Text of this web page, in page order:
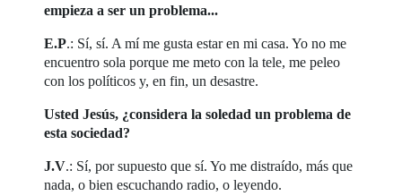
empieza a ser un problema...
E.P.: Sí, sí. A mí me gusta estar en mi casa. Yo no me
encuentro sola porque me meto con la tele, me peleo
con los políticos y, en fin, un desastre.
Usted Jesús, ¿considera la soledad un problema de
esta sociedad?
J.V.: Sí, por supuesto que sí. Yo me distraído, más que
nada, o bien escuchando radio, o leyendo.